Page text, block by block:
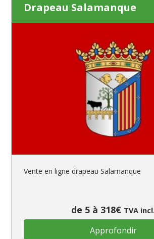
Drapeau Salamanque
Vente en ligne drapeau Salamanque
de 5 à 318€ TVA incl.
Approfondir